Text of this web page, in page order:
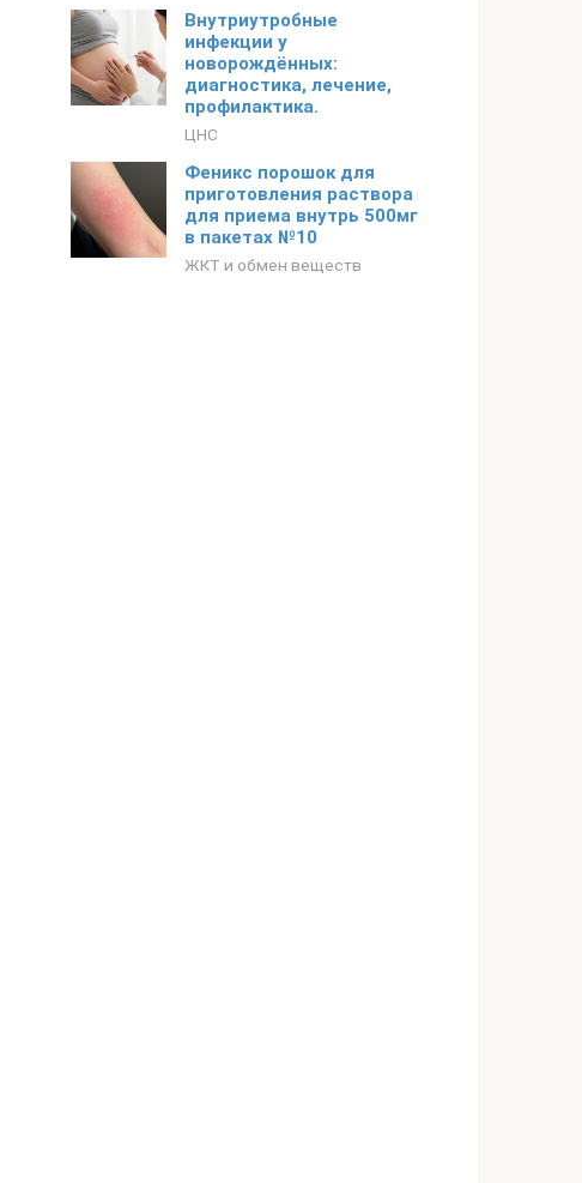
Внутриутробные
инфекции у
новорождённых:
диагностика, лечение,
профилактика.
ЦНС
Феникс порошок для
приготовления раствора
для приема внутрь 500мг
в пакетах №10
ЖКТ и обмен веществ